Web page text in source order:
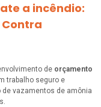
a incêndio:
de orçamento
trabalho seguro e
vazamentos de amônia